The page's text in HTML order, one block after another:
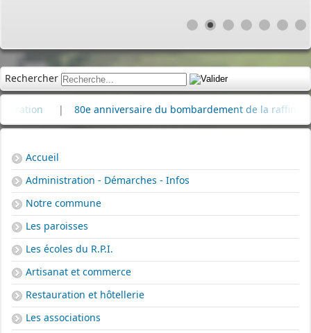
Rechercher
| 80e anniversaire du bombardement de la raffinerie de
Accueil
Administration - Démarches - Infos
Notre commune
Les paroisses
Les écoles du R.P.I.
Artisanat et commerce
Restauration et hôtellerie
Les associations